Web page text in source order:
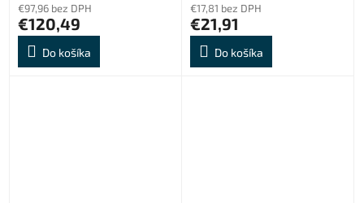
€97,96 bez DPH
€120,49
Do košíka
€17,81 bez DPH
€21,91
Do košíka